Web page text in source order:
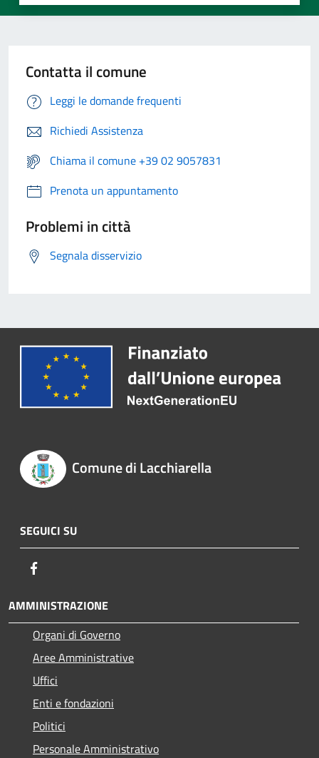
Contatta il comune
Leggi le domande frequenti
Richiedi Assistenza
Chiama il comune +39 02 9057831
Prenota un appuntamento
Problemi in città
Segnala disservizio
Comune di Lacchiarella
SEGUICI SU
AMMINISTRAZIONE
Organi di Governo
Aree Amministrative
Uffici
Enti e fondazioni
Politici
Personale Amministrativo